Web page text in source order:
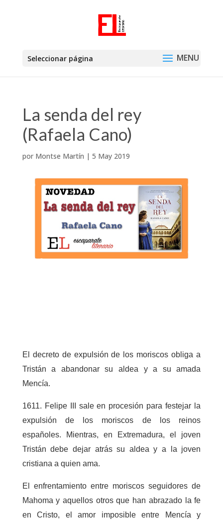
Seleccionar página
La senda del rey
(Rafaela Cano)
por Montse Martín | 5 May 2019
El decreto de expulsión de los moriscos obliga a
Tristán a abandonar su aldea y a su amada
Mencía.
1611. Felipe III sale en procesión para festejar la
expulsión de los moriscos de los reinos
españoles. Mientras, en Extremadura, el joven
Tristán debe dejar atrás su aldea y a la joven
cristiana a quien ama.
El enfrentamiento entre moriscos seguidores de
Mahoma y aquellos otros que han abrazado la fe
en Cristo, el amor imposible entre Mencía y